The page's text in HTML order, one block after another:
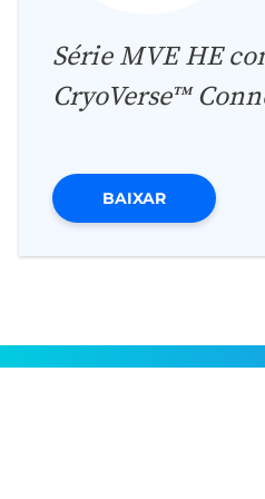
Série MVE HE
CryoVerse™
BAIXAR